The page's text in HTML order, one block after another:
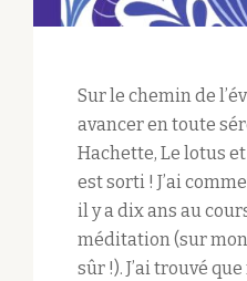
Sur le chemin de
avancer en toute
Hachette, Le lotus
est sorti ! J’ai
il y a dix ans au
méditation (sur
sûr !). J’ai trouvé